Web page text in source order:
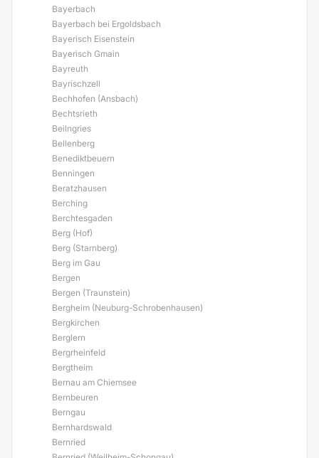
Bayerbach
Bayerbach bei Ergoldsbach
Bayerisch Eisenstein
Bayerisch Gmain
Bayreuth
Bayrischzell
Bechhofen (Ansbach)
Bechtsrieth
Beilngries
Bellenberg
Benediktbeuern
Benningen
Beratzhausen
Berching
Berchtesgaden
Berg (Hof)
Berg (Starnberg)
Berg im Gau
Bergen
Bergen (Traunstein)
Bergheim (Neuburg-Schrobenhausen)
Bergkirchen
Berglern
Bergrheinfeld
Bergtheim
Bernau am Chiemsee
Bernbeuren
Berngau
Bernhardswald
Bernried